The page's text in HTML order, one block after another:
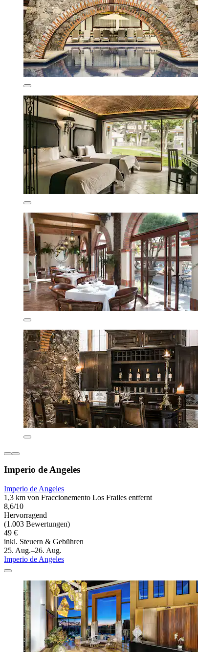
Imperio de Angeles
Imperio de Angeles
1,3 km von Fraccionemento Los Frailes entfernt
8,6/10
Hervorragend
(1.003 Bewertungen)
49 €
inkl. Steuern & Gebühren
25. Aug.–26. Aug.
Imperio de Angeles